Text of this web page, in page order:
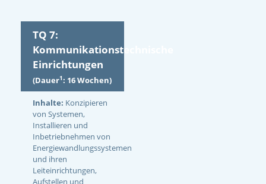
TQ 7:
Kommunikationstechnische
Einrichtungen
(Dauer1: 16 Wochen)
Inhalte: Konzipieren
von Systemen,
Installieren und
Inbetriebnehmen von
Energiewandlungssystemen
und ihren
Leiteinrichtungen,
Aufstellen und